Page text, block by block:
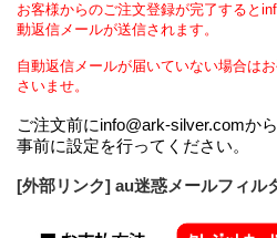
お客様からのご注文登録が完了すると
動返信メールが送信されます。
自動返信メールが届いていない場合は
さいませ。
ご注文前にinfo@ark-silver.comか
事前に設定を行ってください。
[外部リンク] au迷惑メールフィル